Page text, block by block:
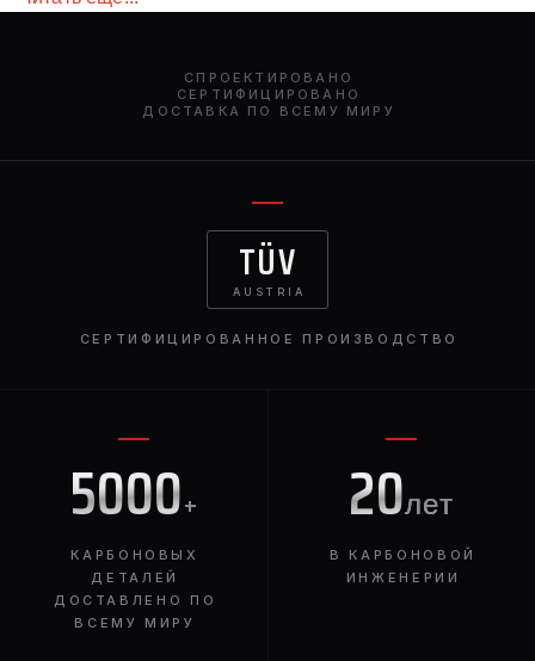
СПРОЕКТИРОВАНО
СЕРТИФИЦИРОВАНО
ДОСТАВКА ПО ВСЕМУ МИРУ
5000+
КАРБОНОВЫХ
ДЕТАЛЕЙ
ДОСТАВЛЕНО ПО
ВСЕМУ МИРУ
20лет
В КАРБОНОВОЙ
ИНЖЕНЕРИИ
TÜV
AUSTRIA
СЕРТИФИЦИРОВАННОЕ ПРОИЗВОДСТВО